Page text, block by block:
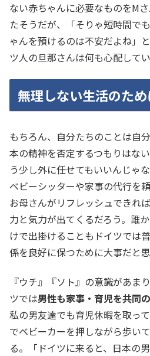
ない赤ちゃんに必要なものをM
たそうだが、「そりゃ短時間で
ゃんを預けるのは不安だよね」
ツ人の旦那さんは何も心配して
無理しない生活のた
もちろん、自分たちのことは自
本の精神を否定するつもりはな
う少し外に任せてもいいんじゃ
ベビーシッターや家事の代行を
お母さんがリフレッシュできれ
力と気力が出てくるだろう。誰
けで出掛けることもドイツでは
係を良好に保つために大事だと思
『ウチ』『ソト』の意識があま
ツでは男性も家事・育児を共同
私の男友達でも育児休暇を取っ
でベビーカーを押しながら歩い
る。「ドイツに来ると、日本の